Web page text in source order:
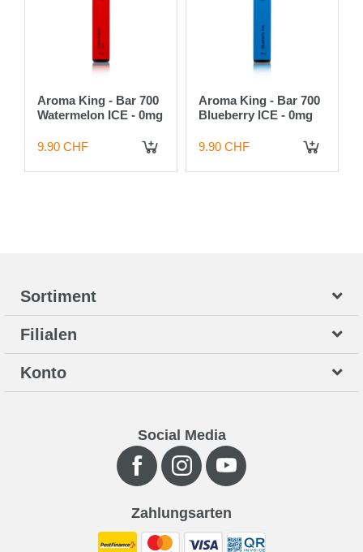
Aroma King - Bar 700
Watermelon ICE - 0mg
9.90 CHF
Aroma King - Bar 700
Blueberry ICE - 0mg
9.90 CHF
Sortiment
Filialen
Konto
Social Media
Zahlungsarten